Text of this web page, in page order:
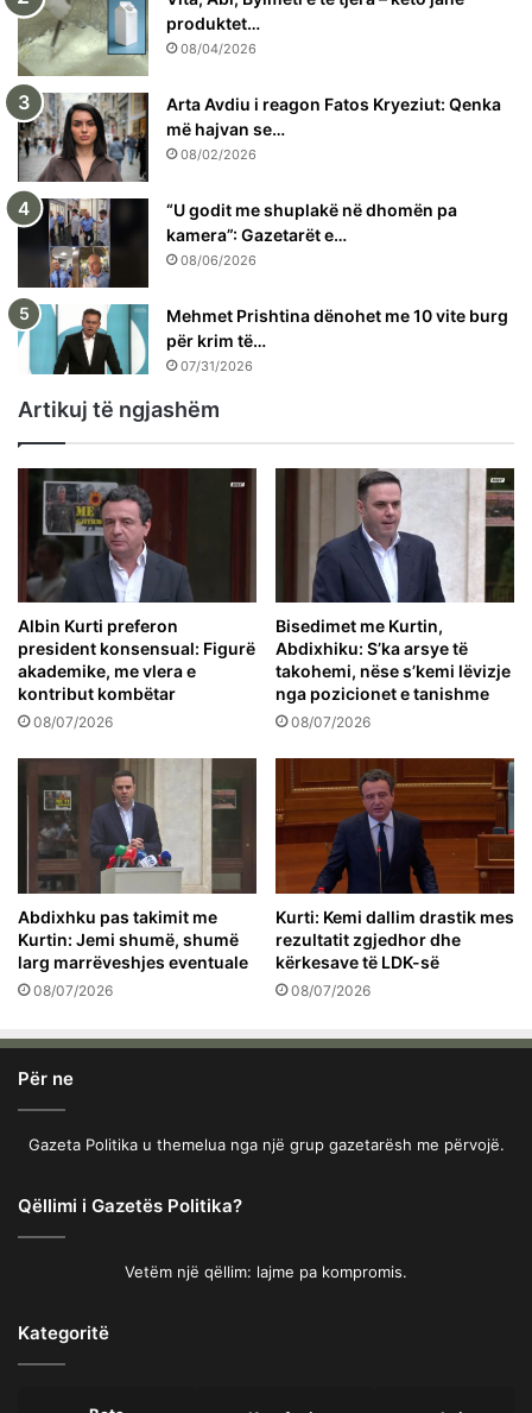
produktet…
08/04/2026
Arta Avdiu i reagon Fatos Kryeziut: Qenka
më hajvan se…
08/02/2026
“U godit me shuplakë në dhomën pa
kamera”: Gazetarët e…
08/06/2026
Mehmet Prishtina dënohet me 10 vite burg
për krim të…
07/31/2026
Artikuj të ngjashëm
Albin Kurti preferon
president konsensual: Figurë
akademike, me vlera e
kontribut kombëtar
08/07/2026
Bisedimet me Kurtin,
Abdixhiku: S’ka arsye të
takohemi, nëse s’kemi lëvizje
nga pozicionet e tanishme
08/07/2026
Abdixhku pas takimit me
Kurtin: Jemi shumë, shumë
larg marrëveshjes eventuale
08/07/2026
Kurti: Kemi dallim drastik mes
rezultatit zgjedhor dhe
kërkesave të LDK-së
08/07/2026
Për ne
Gazeta Politika u themelua nga një grup gazetarësh me përvojë.
Qëllimi i Gazetës Politika?
Vetëm një qëllim: lajme pa kompromis.
Kategoritë